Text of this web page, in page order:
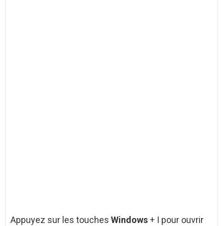
Appuyez sur les touches Windows+ I pour ouvrir